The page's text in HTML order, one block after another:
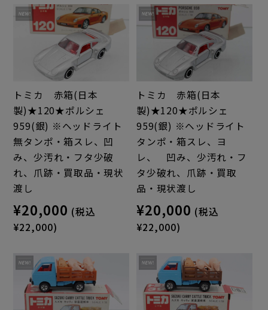
トミカ 赤箱(日本
製)★120★ポルシェ
959(銀) ※ヘッドライト
無タンポ・箱スレ、凹
み、少汚れ・フタ少破
れ、爪跡・買取品・現状
渡し
¥20,000 (税込
¥22,000)
トミカ 赤箱(日本
製)★120★ポルシェ
959(銀) ※ヘッドライト
タンポ・箱スレ、ヨ
レ、 凹み、少汚れ・フ
タ少破れ、爪跡・買取
品・現状渡し
¥20,000 (税込
¥22,000)